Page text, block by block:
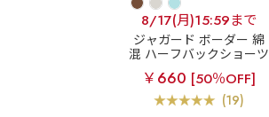
8/17(月)15:59まで
ジャガード ボーダー 綿
混 ハーフバックショーツ
￥660 [50％OFF]
(19)